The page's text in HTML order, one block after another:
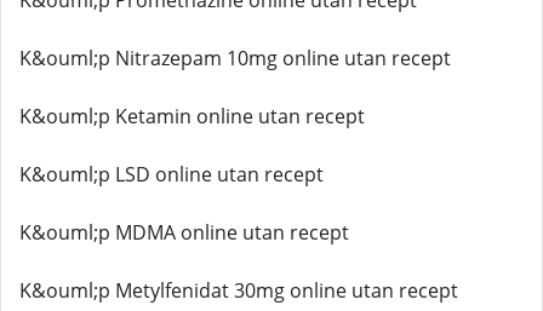
K&ouml;p Nitrazepam 10mg online utan recept
K&ouml;p Ketamin online utan recept
K&ouml;p LSD online utan recept
K&ouml;p MDMA online utan recept
K&ouml;p Metylfenidat 30mg online utan recept